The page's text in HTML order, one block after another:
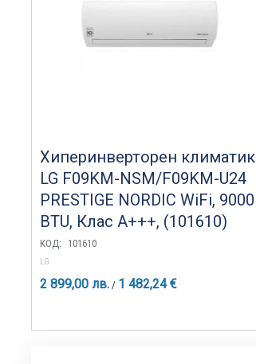
Хиперинверторен климатик
LG F09KM-NSM/F09KM-U24
PRESTIGE NORDIC WiFi, 9000
BTU, Клас A+++, (101610)
КОД: 101610
LG
2 899,00 лв./ 1 482,24 €